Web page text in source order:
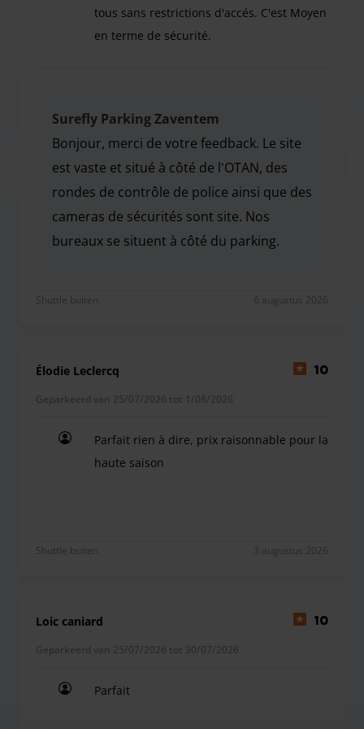
oplaadpunten op het terrein tegen een tarief van €
0,85/kWh. Om van deze service gebruik te maken, vragen
Het is eenvoudig, handig en uw auto staat voor u klaar om
weer op weg te gaan wanneer u terugkomt.
tous sans restrictions d'accés. C'est Moyen
en terme de sécurité.
Surefly Parking Zaventem
Bonjour, merci de votre feedback. Le site
est vaste et situé à côté de l'OTAN, des
rondes de contrôle de police ainsi que des
cameras de sécurités sont site. Nos
bureaux se situent à côté du parking.
Shuttle buiten 6 augustus 2026
Élodie Leclercq 10
Geparkeerd van 25/07/2026 tot 1/08/2026
Parfait rien à dire, prix raisonnable pour la
haute saison
Shuttle buiten 3 augustus 2026
Loic caniard 10
Geparkeerd van 25/07/2026 tot 30/07/2026
Parfait